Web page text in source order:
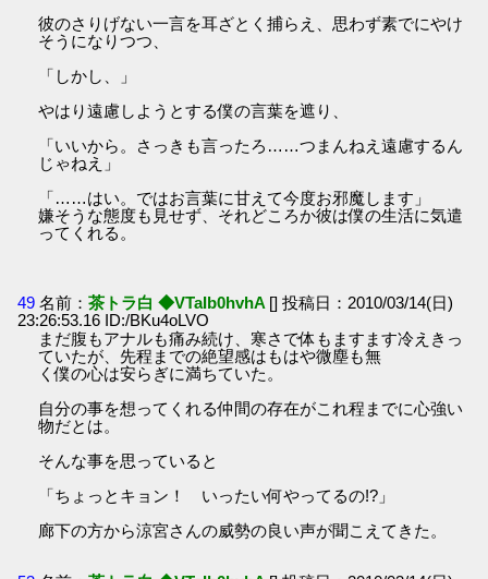
彼のさりげない一言を耳ざとく捕らえ、思わず素でにやけ
そうになりつつ、
「しかし、」
やはり遠慮しようとする僕の言葉を遮り、
「いいから。さっきも言ったろ……つまんねえ遠慮するん
じゃねえ」
「……はい。ではお言葉に甘えて今度お邪魔します」
嫌そうな態度も見せず、それどころか彼は僕の生活に気遣
ってくれる。
49 名前：茶トラ白 ◆VTaIb0hvhA [] 投稿日：2010/03/14(日)
23:26:53.16 ID:/BKu4oLVO
まだ腹もアナルも痛み続け、寒さで体もますます冷えきっ
ていたが、先程までの絶望感はもはや微塵も無
く僕の心は安らぎに満ちていた。
自分の事を想ってくれる仲間の存在がこれ程までに心強い
物だとは。
そんな事を思っていると
「ちょっとキョン！ いったい何やってるの!?」
廊下の方から涼宮さんの威勢の良い声が聞こえてきた。